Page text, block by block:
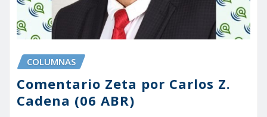
COLUMNAS
Comentario Zeta por Carlos Z.
Cadena (06 ABR)